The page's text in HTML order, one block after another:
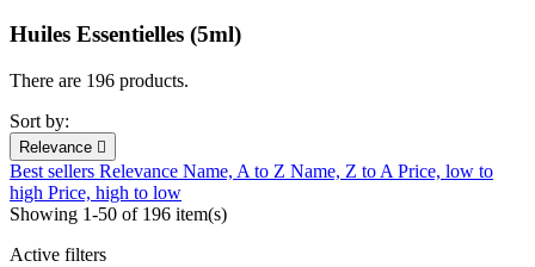
Huiles Essentielles (5ml)
There are 196 products.
Sort by:
Relevance 
Best sellers Relevance Name, A to Z Name, Z to A Price, low to
high Price, high to low
Showing 1-50 of 196 item(s)
Active filters